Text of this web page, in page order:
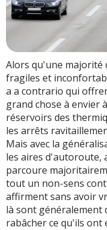
Alors qu'une majorité
fragiles et
a a contrario qui
grand chose à envier
réservoirs des
les arrêts
Mais avec la
les aires d'autoroute,
parcoure
tout un non-sens
affirment sans avoir
là sont généralement
rabâcher ce qu'ils